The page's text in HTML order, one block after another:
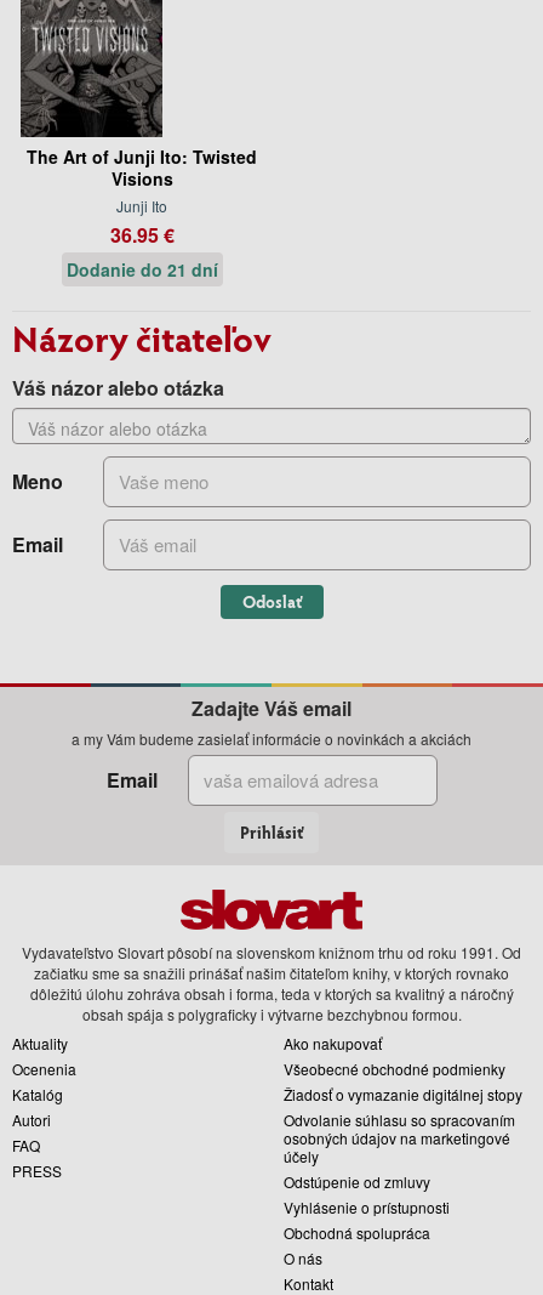
The Art of Junji Ito: Twisted
Visions
Junji Ito
36.95 €
Dodanie do 21 dní
Názory čitateľov
Váš názor alebo otázka
Meno
Email
Odoslať
Zadajte Váš email
a my Vám budeme zasielať informácie o novinkách a akciách
Email
Prihlásiť
Vydavateľstvo Slovart pôsobí na slovenskom knižnom trhu od roku 1991. Od
začiatku sme sa snažili prinášať našim čitateľom knihy, v ktorých rovnako
dôležitú úlohu zohráva obsah i forma, teda v ktorých sa kvalitný a náročný
obsah spája s polygraficky i výtvarne bezchybnou formou.
Aktuality
Ocenenia
Katalóg
Autori
FAQ
PRESS
Ako nakupovať
Všeobecné obchodné podmienky
Žiadosť o vymazanie digitálnej stopy
Odvolanie súhlasu so spracovaním
osobných údajov na marketingové
účely
Odstúpenie od zmluvy
Vyhlásenie o prístupnosti
Obchodná spolupráca
O nás
Kontakt